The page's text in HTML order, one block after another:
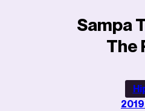
Sampa
The
2019